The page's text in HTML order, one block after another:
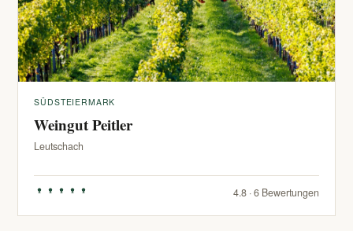
SÜDSTEIERMARK
Weingut Peitler
Leutschach
4.8 · 6 Bewertungen